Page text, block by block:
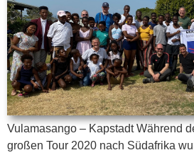
Vulamasango – Kapstadt Während
großen Tour 2020 nach Südafrika